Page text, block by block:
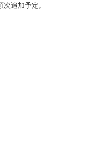
追加予定。